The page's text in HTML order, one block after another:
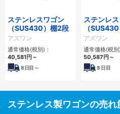
ステンレスワゴン
（SUS430）棚2段
アズワン
通常価格(税別)：
40,581円 ～
8日目～
ステンレ
（
アズワン
通常価格(税別)
50,587円 ～
8 日目
ステンレス製ワゴンの売